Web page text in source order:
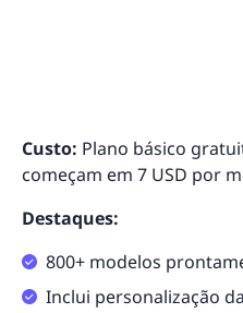
Custo: Plano básico
começam em 7 USD por
Destaques:
800+ modelos
Inclui personalização